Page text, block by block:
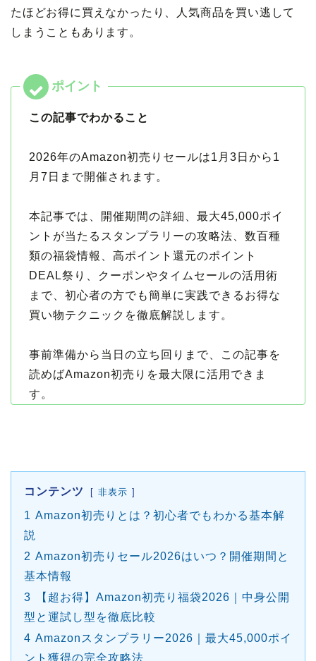
たほどお得に買えなかったり、人気商品を買い逃して
しまうこともあります。
この記事でわかること
2026年のAmazon初売りセールは1月3日から1
月7日まで開催されます。
本記事では、開催期間の詳細、最大45,000ポイ
ントが当たるスタンプラリーの攻略法、数百種
類の福袋情報、高ポイント還元のポイント
DEAL祭り、クーポンやタイムセールの活用術
まで、初心者の方でも簡単に実践できるお得な
買い物テクニックを徹底解説します。
事前準備から当日の立ち回りまで、この記事を
読めばAmazon初売りを最大限に活用できま
す。
コンテンツ 非表示
1 Amazon初売りとは？初心者でもわかる基本解
説
2 Amazon初売りセール2026はいつ？開催期間と
基本情報
3
【超お得】Amazon初売り福袋2026｜中身公開
型と運試し型を徹底比較
4 Amazonスタンプラリー2026｜最大45,000ポイ
ント獲得の完全攻略法